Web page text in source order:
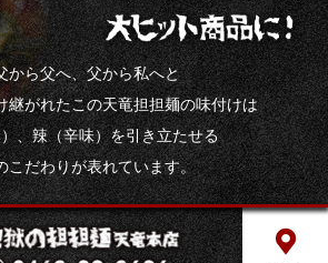
から父へ、父から私へと
継がれたこの天竜担担麺の味付けは
、辣（辛味）を引き立たせる
こだわりが表れています。